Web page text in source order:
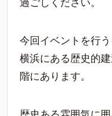
過ごしください。
今回イベントを行
横浜にある歴史的
階にあります。